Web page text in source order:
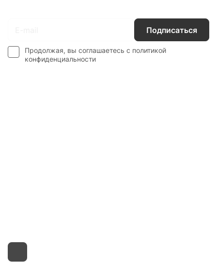
Подписаться
Продолжая, вы соглашаетесь с политикой
конфиденциальности